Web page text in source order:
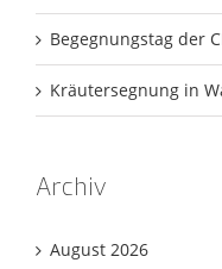
Begegnungstag der
Kräutersegnung in
Archiv
August 2026